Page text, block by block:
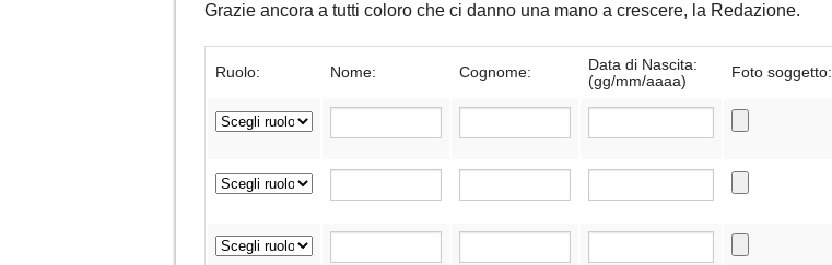
Grazie ancora a tutti coloro che ci danno una mano a crescere, la Redazione.
Ruolo: Nome: Cognome:
Data di Nascita:
(gg/mm/aaaa)
Foto soggetto: